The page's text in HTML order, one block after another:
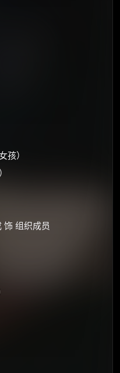
孩）
组织成员